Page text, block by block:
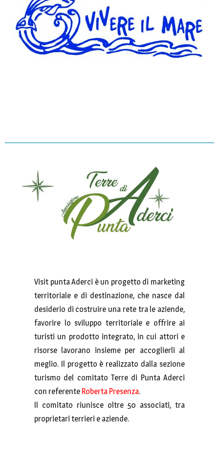
Visit punta Aderci è un progetto di marketing
territoriale e di destinazione, che nasce dal
desiderio di costruire una rete tra le aziende,
favorire lo sviluppo territoriale e offrire ai
turisti un prodotto integrato, in cui attori e
risorse lavorano insieme per accoglierli al
meglio. Il progetto è realizzato dalla sezione
turismo del comitato Terre di Punta Aderci
con referente Roberta Presenza.
Il comitato riunisce oltre 50 associati, tra
proprietari terrieri e aziende.